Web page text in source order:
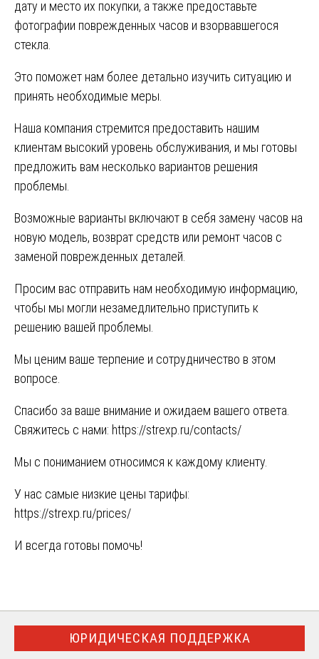
дату и место их покупки, а также предоставьте
фотографии поврежденных часов и взорвавшегося
стекла.
Это поможет нам более детально изучить ситуацию и
принять необходимые меры.
Наша компания стремится предоставить нашим
клиентам высокий уровень обслуживания, и мы готовы
предложить вам несколько вариантов решения
проблемы.
Возможные варианты включают в себя замену часов на
новую модель, возврат средств или ремонт часов с
заменой поврежденных деталей.
Просим вас отправить нам необходимую информацию,
чтобы мы могли незамедлительно приступить к
решению вашей проблемы.
Мы ценим ваше терпение и сотрудничество в этом
вопросе.
Спасибо за ваше внимание и ожидаем вашего ответа.
Свяжитесь с нами: https://strexp.ru/contacts/
Мы с пониманием относимся к каждому клиенту.
У нас самые низкие цены тарифы:
https://strexp.ru/prices/
И всегда готовы помочь!
ЮРИДИЧЕСКАЯ ПОДДЕРЖКА